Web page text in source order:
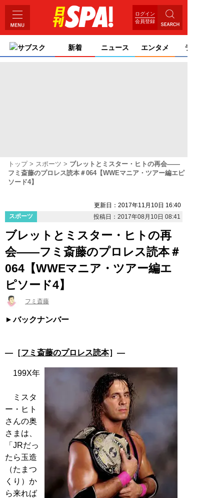
ログイン
会員登録
サブスク 新着 ニュース エンタメ ライ
トップ スポーツ
ブレットとミスター・ヒトの再会――
フミ斎藤のプロレス読本＃064【WWEマニア・ツアー編エピ
ソード4】
更新日：2017年11月10日 16:40
スポーツ
投稿日：2017年08月10日 08:41
ブレットとミスター・ヒトの再
会――フミ斎藤のプロレス読本＃
064【WWEマニア・ツアー編エ
ピソード4】
フミ斎藤
バックナンバー
―［フミ斎藤のプロレス読本］―
199X年
ミスタ
ー・ヒト
さんの奥
さまは、
「JRだっ
たら玉造
（たまつ
くり）か
ら来れば